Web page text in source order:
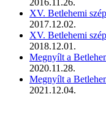
XV. Betlehemi
2017.12.02.
XV. Betlehemi
2018.12.01.
Megnyílt a
2020.11.28.
Megnyílt a
2021.12.04.